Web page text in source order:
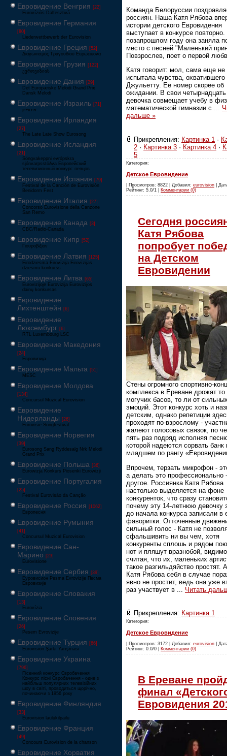
Евровидение Венгрия [22]
Eurovíziós Dalfesztivá
Евровидение Германия
[80]
Liederwettbewerb der Eurovision
Евровидение Греция [52]
Διαγωνισμός Τραγουδιού Ευρώεικονα
Евровидение Грузия [122]
ევროვიზიის
Евровидение Дания [29]
Det Europæiske Melodi Grand Prix
Dansk Melodi
Евровидение Израиль [71]
‏אירוויזיון
Евровидение Ирландия
[27]
The Late Late Show Eurosong
Евровидение Исландия
[21]
Söngvakeppni evrópskra
sjónvarpsstöðva Европейский
телевизионный конкурс певцов
Евровидение Испания [79]
Festival de la Canción de Eurovisión
Benidorm Fest
Евровидение Италия [27]
Concorso Eurovisione della Canzone
San Remo
Евровидение Канада [3]
CBC/Radio-Canada
Евровидение Кипр [52]
Γιουροβίζιον
Евровидение Латвия [125]
Eirodziesma Eirovīzija Eirovīzijas
dziesmu konkurss
Евровидение Литва [65]
Eurovizijoje Eurovizija Eurovizijos
dainų konkursas
Евровидение
Лихтенштейн [6]
Евровидение
Люксембург [6]
RTL Luxembourg LSC
Евровидение Македония
[24]
Евровизија
Евровидение Мальта [51]
MESC
Евровидение Молдова
[134]
Concursul Muzical Eurovision
Евровидение
Нидерланды [26]
Eurovisie Songfestival
Евровидение Норвегия
[39]
Eurosong Sang Ryddesalg Nrk Melodi
Grand Prix
Евровидение Польша [36]
Eurowizja Konkurs Piosenki Eurowizji
Евровидение Португалия
[25]
Festival Eurovisão da Canção
Евровидение Россия [1062]
Европесня
Евровидение Румыния
[41]
Concursul Muzical Eurovision
Евровидение Сан-
Марино [23]
Eurovisione
Евровидение Сербия [39]
Еуровисион Pesma Evrovizije Песма
Евровизије
Евровидение Словакия
[13]
Eurovízia
Евровидение Словения
[26]
Pesem Evrovizije
Евровидение Турция [66]
Eurovision Şarkı Yarışması
Евровидение Украина
[796]
Пісенний конкурс Євробачення
Конкурс пісні Євробачення - одне з
найбільш популярних телевізійних
шоу в світі, проводиться щорічно,
починаючи з 1956 року
Евровидение Финляндия
[33]
Eurovision laulukilpailu
Евровидение Франция
[49]
Concours Eurovision de la chanson
Евровидение Хорватия
Команда Белоруссии
россиян. Наша Катя Рябова
истории детского Евровидения
выступает в конкурсе
позапрошлом году она заняла
место с песней "Маленький
Повзрослев, поет о первой
Катя говорит: мол, сама еще не
испытала чувства,
Джульетту. Ее номер скорее об
ожидании. В свои четырнадцать
девочка совмещает учебу в
математической гимназии с ...
дальше »
Прикрепления: Картинка 1 ·
2 · Картинка 3 · Картинка 4 ·
5
Категория:
Детское Евровидение
| Просмотров: 8822 | Добавил: eurovision |
Рейтинг: 5.0/1 | Комментарии (0)
Сегодня
Катя Рябова
попробует
на Детском
Евровидении
Стены огромного спортивно-
комплекса в Ереване дрожат то
могучих басов, то ли от
эмоций. Этот конкурс хоть и
детским, однако репетиции
проходят по-взрослому -
жалеют голосовых связок, по
пять раз подряд исполняя
которой надеются сорвать банк
младшем по рангу
Впрочем, терзать микрофон -
а делать это профессионально
другое. Россиянка Катя Рябова
настолько выделяется на фоне
конкуренток, что сразу
почему эту 14-летнюю девочку
до начала конкурса записали в
фаворитки. Отточенные
сильный голос - Катя не
сфальшивить ни вы чем, хотя
конкуренты сплошь и рядом
нот и пляшут вразнобой,
считая, что их, маленьких
такое разгильдяйство простят.
Катя Рябова себя в случае
явно не простит, ведь она уже
раз участвует в
Читать
Прикрепления: Картинка 1
Категория:
Детское Евровидение
| Просмотров: 3172 | Добавил: eurovision |
Рейтинг: 0.0/0 | Комментарии (0)
В Ереване
финал
Евровидения